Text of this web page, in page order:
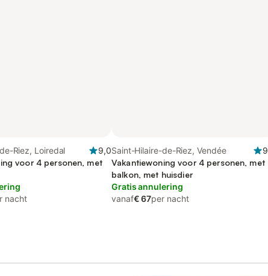
Riez, Loiredal
9,0
voor 4 personen, met
nacht
Saint-Hilaire-de-Riez, Vendée
Vakantiewoning voor 4 personen, met
balkon, met huisdier
Gratis annulering
vanaf€ 67per nacht